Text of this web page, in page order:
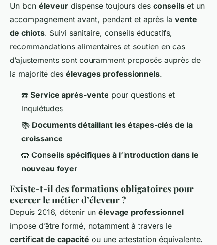
Un bon éleveur dispense toujours des conseils et un
accompagnement avant, pendant et après la vente
de chiots. Suivi sanitaire, conseils éducatifs,
recommandations alimentaires et soutien en cas
d’ajustements sont couramment proposés auprès de
la majorité des élevages professionnels.
☎️ Service après-vente pour questions et
inquiétudes
📚 Documents détaillant les étapes-clés de la
croissance
🤲 Conseils spécifiques à l’introduction dans le
nouveau foyer
Existe-t-il des formations obligatoires pour
exercer le métier d’éleveur ?
Depuis 2016, détenir un élevage professionnel
impose d’être formé, notamment à travers le
certificat de capacité ou une attestation équivalente.